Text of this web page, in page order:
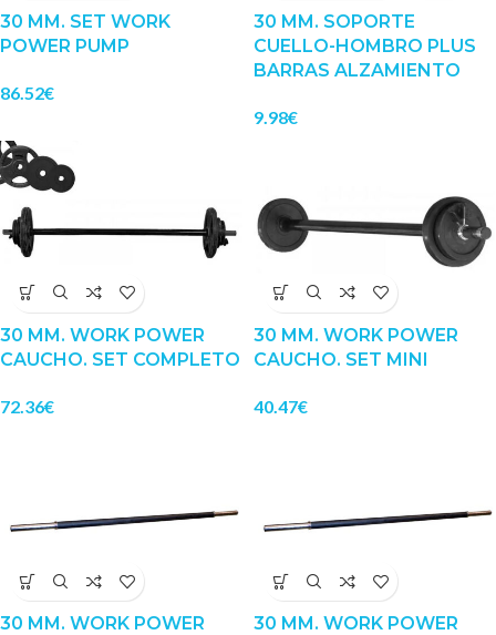
30 MM. SET WORK
POWER PUMP
86.52€
30 MM. SOPORTE
CUELLO-HOMBRO PLUS
BARRAS ALZAMIENTO
9.98€
30 MM. WORK POWER
CAUCHO. SET COMPLETO
72.36€
30 MM. WORK POWER
CAUCHO. SET MINI
40.47€
30 MM. WORK POWER
30 MM. WORK POWER